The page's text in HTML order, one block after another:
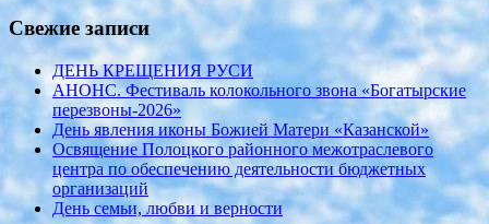
Свежие записи
ДЕНЬ КРЕЩЕНИЯ РУСИ
АНОНС. Фестиваль колокольного звона «Богатырские
перезвоны-2026»
День явления иконы Божией Матери «Казанской»
Освящение Полоцкого районного межотраслевого
центра по обеспечению деятельности бюджетных
организаций
День семьи, любви и верности